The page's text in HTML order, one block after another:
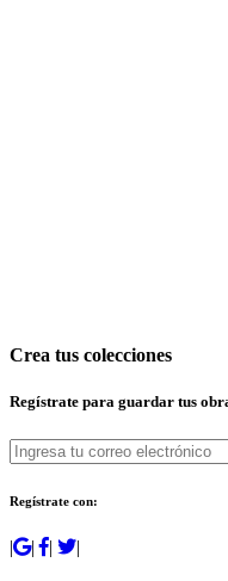
Crea tus colecciones
Regístrate para guardar tus
Regístrate con:
|